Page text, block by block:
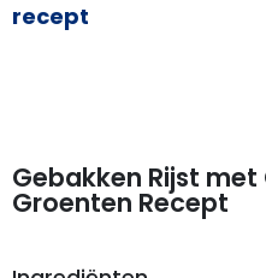
recept
Gebakken Rijst
Groenten Recept